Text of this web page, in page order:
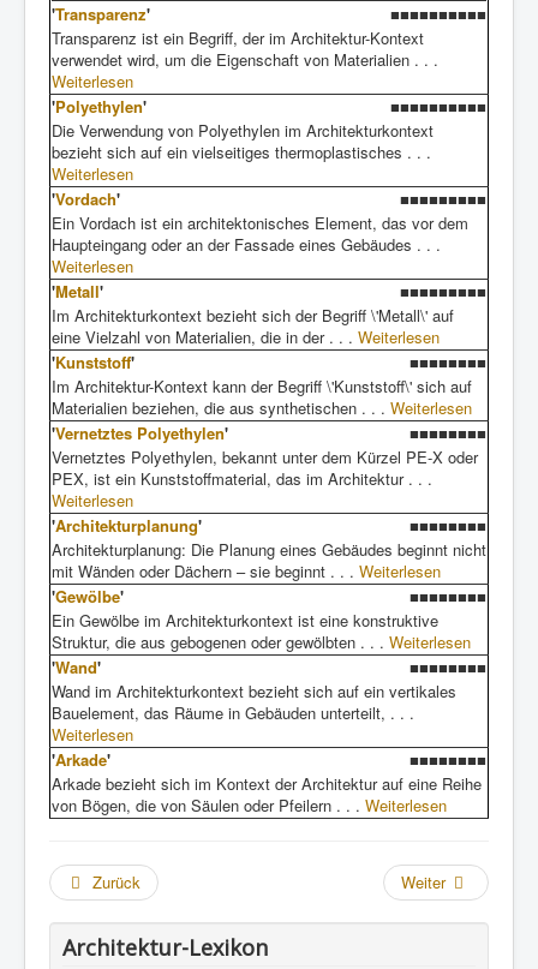
'Transparenz'
■■■■■■■■■■
Transparenz ist ein Begriff, der im Architektur-Kontext
verwendet wird, um die Eigenschaft von Materialien . . .
Weiterlesen
'Polyethylen'
■■■■■■■■■■
Die Verwendung von Polyethylen im Architekturkontext
bezieht sich auf ein vielseitiges thermoplastisches . . .
Weiterlesen
'Vordach'
■■■■■■■■■
Ein Vordach ist ein architektonisches Element, das vor dem
Haupteingang oder an der Fassade eines Gebäudes . . .
Weiterlesen
'Metall'
■■■■■■■■■
Im Architekturkontext bezieht sich der Begriff \'Metall\' auf
eine Vielzahl von Materialien, die in der . . . Weiterlesen
'Kunststoff'
■■■■■■■■
Im Architektur-Kontext kann der Begriff \'Kunststoff\' sich auf
Materialien beziehen, die aus synthetischen . . . Weiterlesen
'Vernetztes Polyethylen'
■■■■■■■■
Vernetztes Polyethylen, bekannt unter dem Kürzel PE-X oder
PEX, ist ein Kunststoffmaterial, das im Architektur . . .
Weiterlesen
'Architekturplanung'
■■■■■■■■
Architekturplanung: Die Planung eines Gebäudes beginnt nicht
mit Wänden oder Dächern – sie beginnt . . . Weiterlesen
'Gewölbe'
■■■■■■■■
Ein Gewölbe im Architekturkontext ist eine konstruktive
Struktur, die aus gebogenen oder gewölbten . . . Weiterlesen
'Wand'
■■■■■■■■
Wand im Architekturkontext bezieht sich auf ein vertikales
Bauelement, das Räume in Gebäuden unterteilt, . . .
Weiterlesen
'Arkade'
■■■■■■■■
Arkade bezieht sich im Kontext der Architektur auf eine Reihe
von Bögen, die von Säulen oder Pfeilern . . . Weiterlesen
Zurück Weiter
Architektur-Lexikon